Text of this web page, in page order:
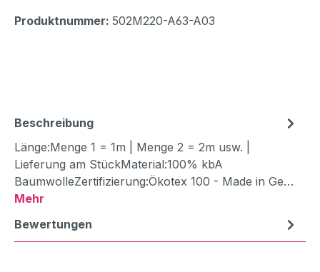
Produktnummer: 502M220-A63-A03
Beschreibung
Länge:Menge 1 = 1m | Menge 2 = 2m usw. |
Lieferung am StückMaterial:100% kbA
BaumwolleZertifizierung:Ökotex 100 - Made in Ge…
Mehr
Bewertungen